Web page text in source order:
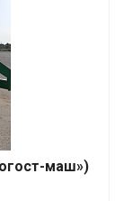
маш»)